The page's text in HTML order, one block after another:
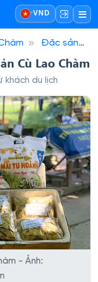
·VND
Đặc sản
- Đặc sản Cù Lao
Cù Lao Chàm
du lịch
- Ảnh: